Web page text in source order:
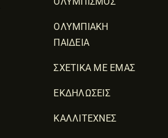
ΟΛΥΜΠΙΑΚΗ
ΠΑΙΔΕΙΑ
ΣΧΕΤΙΚΑ ΜΕ ΕΜΑΣ
ΕΚΔΗΛΩΣΕΙΣ
ΚΑΛΛΙΤΕΧΝΕΣ